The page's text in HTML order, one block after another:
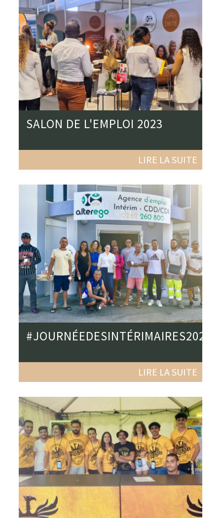
SALON DE L'EMPLOI 2023
LIRE LA SUITE
#JOURNÉEDESINTÉRIMAIRES2023
LIRE LA SUITE